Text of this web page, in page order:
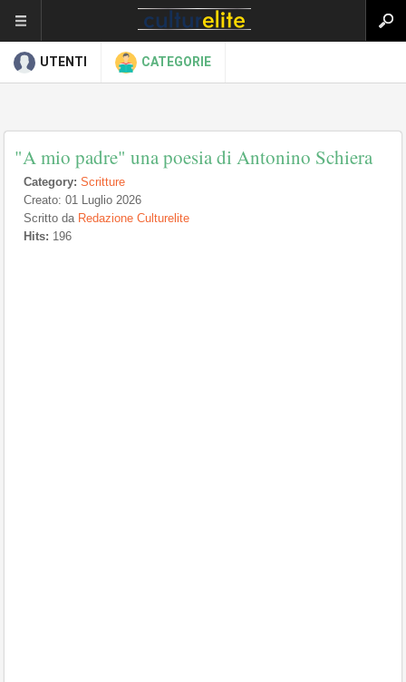
UTENTI CATEGORIE
"A mio padre" una poesia di Antonino Schiera
Category: Scritture
Creato: 01 Luglio 2026
Scritto da Redazione Culturelite
Hits: 196